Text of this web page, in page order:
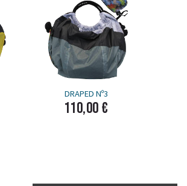
DRAPED Nº3
110,00 €